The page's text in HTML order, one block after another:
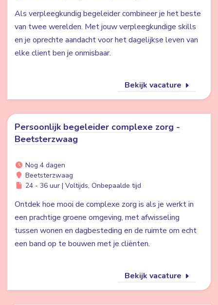
Als verpleegkundig begeleider combineer je het beste
van twee werelden. Met jouw verpleegkundige skills
en je oprechte aandacht voor het dagelijkse leven van
elke client ben je onmisbaar.
Bekijk vacature
Persoonlijk begeleider complexe zorg -
Beetsterzwaag
Nog 4 dagen
Beetsterzwaag
24 - 36 uur | Voltijds, Onbepaalde tijd
Ontdek hoe mooi de complexe zorg is als je werkt in
een prachtige groene omgeving, met afwisseling
tussen wonen en dagbesteding en de ruimte om echt
een band op te bouwen met je cliënten.
Bekijk vacature